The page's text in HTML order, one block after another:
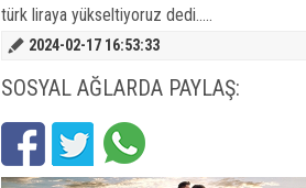
türk liraya yükseltiyoruz dedi.....
2024-02-17 16:53:33
SOSYAL AĞLARDA PAYLAŞ: